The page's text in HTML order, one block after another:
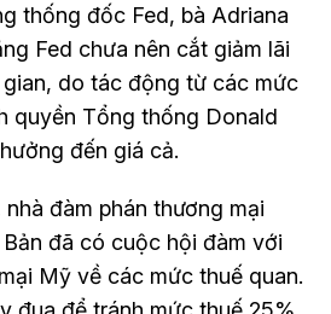
thống đốc Fed, bà Adriana
Fed chưa nên cắt giảm lãi
do tác động từ các mức
quyền Tổng thống Donald
đến giá cả.
đàm phán thương mại
đã có cuộc hội đàm với
Mỹ về các mức thuế quan.